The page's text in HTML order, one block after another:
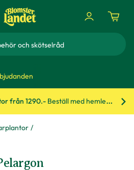
från 1290.- Beställ med hemleverans!